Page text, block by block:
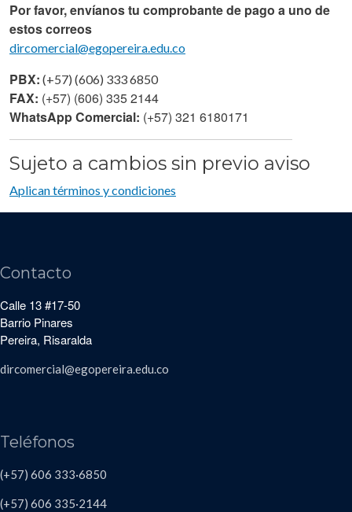
Por favor, envíanos tu comprobante de pago a uno de
estos correos
dircomercial@egopereira.edu.co
PBX: (+57) (606) 333 6850
FAX: (+57) (606) 335 2144
WhatsApp Comercial: (+57) 321 6180171
Sujeto a cambios sin previo aviso
Aplican términos y condiciones
Contacto
Calle 13 #17-50
Barrio Pinares
Pereira, Risaralda
dircomercial@egopereira.edu.co
Teléfonos
(+57) 606 333·6850
(+57) 606 335·2144